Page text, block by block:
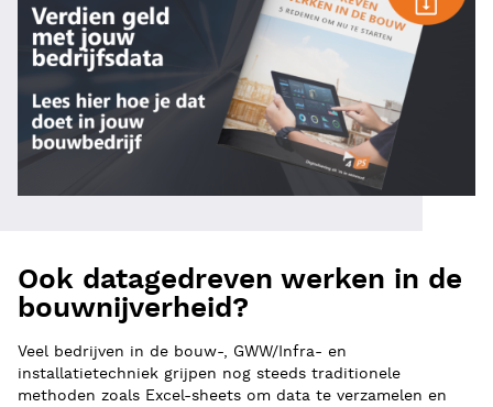
Ook datagedreven werken in de
bouwnijverheid?
Veel bedrijven in de bouw-, GWW/Infra- en
installatietechniek grijpen nog steeds traditionele
methoden zoals Excel-sheets om data te verzamelen en